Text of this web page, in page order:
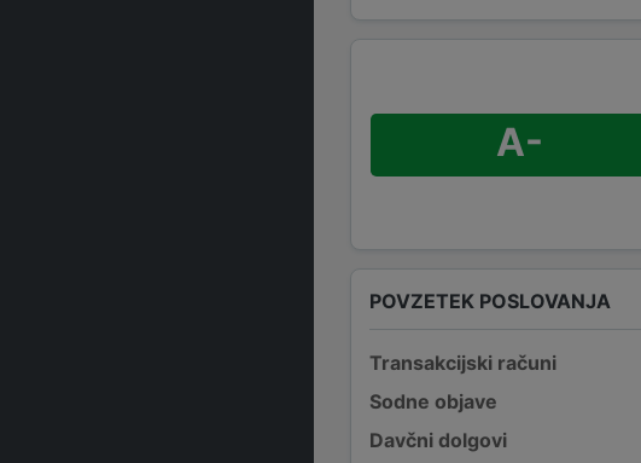
A-
POVZETEK POSLOVANJA
Transakcijski računi
Sodne objave
Davčni dolgovi